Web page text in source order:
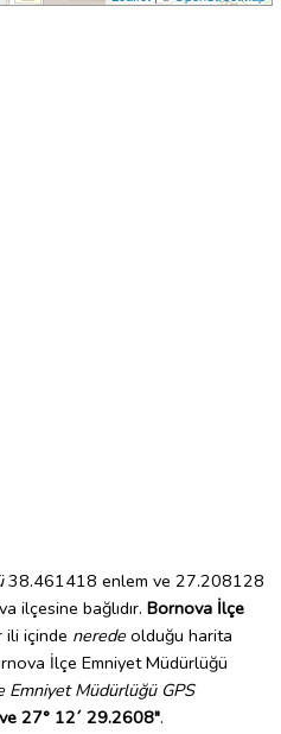
38.461418 enlem ve 27.208128
ilçesine bağlıdır. Bornova İlçe
ili içinde nerede olduğu harita
İlçe Emniyet Müdürlüğü
Emniyet Müdürlüğü GPS
27° 12´ 29.2608".